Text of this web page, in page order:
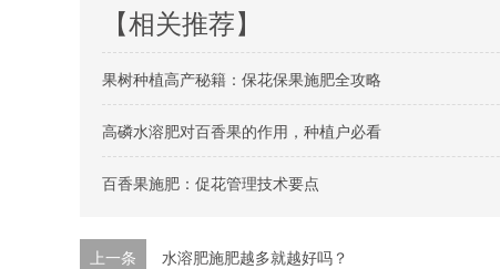
【相关推荐】
果树种植高产秘籍：保花保果施肥全攻略
高磷水溶肥对百香果的作用，种植户必看
百香果施肥：促花管理技术要点
上一条
水溶肥施肥越多就越好吗？